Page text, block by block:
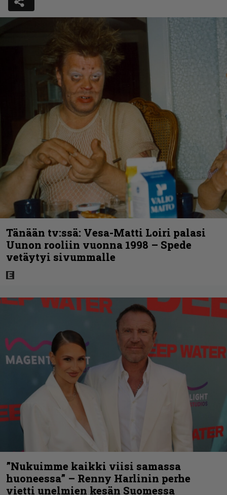
Tänään tv:ssä: Vesa-Matti Loiri palasi
Uunon rooliin vuonna 1998 – Spede
vetäytyi sivummalle
”Nukuimme kaikki viisi samassa
huoneessa” – Renny Harlinin perhe
vietti unelmien kesän Suomessa